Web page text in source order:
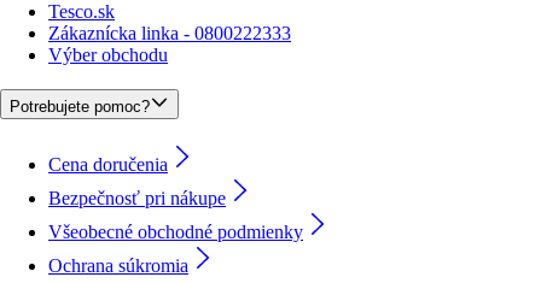
Tesco.sk
Zákaznícka linka - 0800222333
Výber obchodu
Potrebujete pomoc?
Cena doručenia
Bezpečnosť pri nákupe
Všeobecné obchodné podmienky
Ochrana súkromia